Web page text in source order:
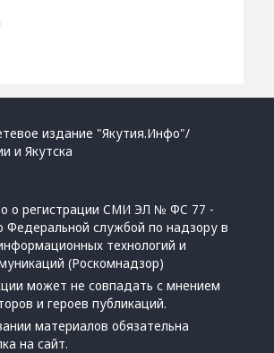
издание "Якутия.Инфо"/
и Якутска
о регистрации СМИ ЭЛ № ФС 77 -
Федеральной службой по надзору в
технологий и
(Роскомнадзор)
может не совпадать с мнением
и героев публикаций.
материалов обязательна
на сайт.